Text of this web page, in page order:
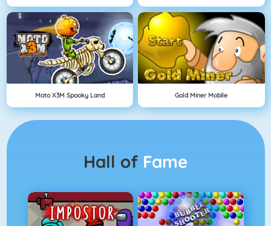
Moto X3M Spooky Land Gold Miner Mobile
Hall of Fame